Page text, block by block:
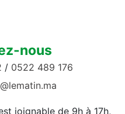
nous
/ 0522 489 176
joignable de 9h à 17h,